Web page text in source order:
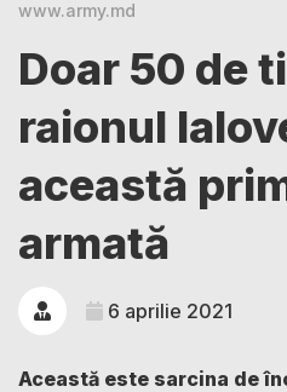
www.army.md
Doar 50 de
raionul
această
armată
6 aprilie 2021
Această este sarcina de